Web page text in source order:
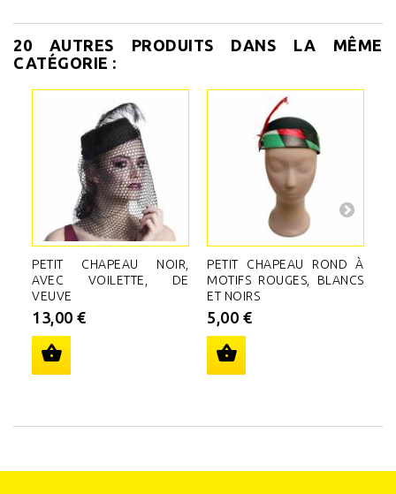
20 AUTRES PRODUITS DANS LA MÊME
CATÉGORIE :
PETIT CHAPEAU NOIR,
AVEC VOILETTE, DE
VEUVE
13,00 €
PETIT CHAPEAU ROND À
MOTIFS ROUGES, BLANCS
ET NOIRS
5,00 €